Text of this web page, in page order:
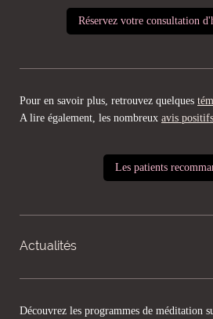
Réservez votre consultation
Pour en savoir plus, retrouvez quelques
A lire également, les nombreux avis
Les patients
Actualités
Découvrez les programmes de méditation